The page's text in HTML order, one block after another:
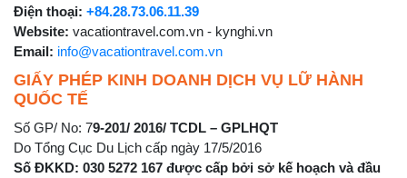
Điện thoại: +84.28.73.06.11.39
Website: vacationtravel.com.vn - kynghi.vn
Email: info@vacationtravel.com.vn
GIẤY PHÉP KINH DOANH DỊCH VỤ LỮ HÀNH
QUỐC TẾ
Số GP/ No: 79-201/ 2016/ TCDL – GPLHQT
Do Tổng Cục Du Lịch cấp ngày 17/5/2016
Số ĐKKD: 030 5272 167 được cấp bởi sở kế hoạch và đầu